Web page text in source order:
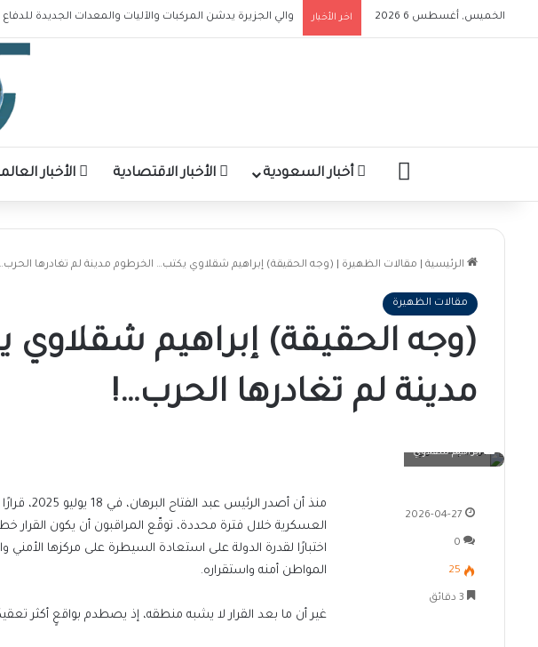
الخميس, أغسطس 6 2026 اخر الأخبار والي الجزيرة : الدفاع المدني من أهم القطاعات وتستوجب
الرئيسيةأخبار السعودية الأخبار الاقتصادية الأخبار
الرئيسية مقالات الظهيرة (وجه الحقيقة) إبراهيم شقلاوي يكتب… الخرطوم مدينة لم تغادرها
مقالات الظهيرة
(وجه الحقيقة) إبراهيم شقلاوي
مدينة لم تغادرها الحرب…!
ابراهيم شقلاوي
منذ أن أصدر
العسكرية خلال فترة محددة، توقّع المراقبون أن يكون القرار
اختبارًا لقدرة الدولة على استعادة السيطرة على مركزها
المواطن أمنه واستقراره.
غير أن ما بعد القرار لا يشبه منطقه، إذ يصطدم بواقعٍ أكثر
2026-04-27
0
25